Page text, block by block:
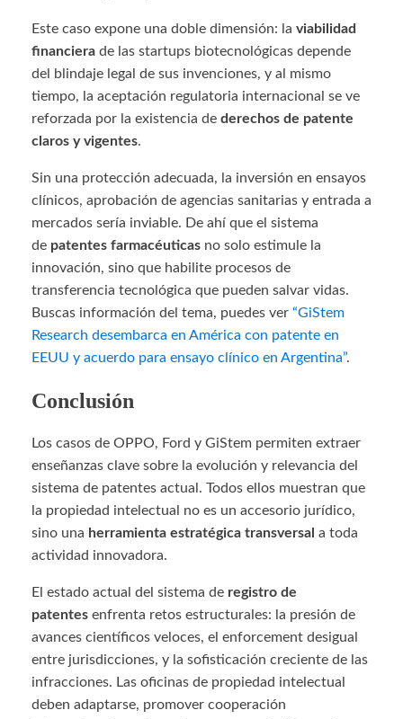
Este caso expone una doble dimensión: la viabilidad
financiera de las startups biotecnológicas depende
del blindaje legal de sus invenciones, y al mismo
tiempo, la aceptación regulatoria internacional se ve
reforzada por la existencia de derechos de patente
claros y vigentes.
Sin una protección adecuada, la inversión en ensayos
clínicos, aprobación de agencias sanitarias y entrada a
mercados sería inviable. De ahí que el sistema
de patentes farmacéuticas no solo estimule la
innovación, sino que habilite procesos de
transferencia tecnológica que pueden salvar vidas.
Buscas información del tema, puedes ver “GiStem
Research desembarca en América con patente en
EEUU y acuerdo para ensayo clínico en Argentina”.
Conclusión
Los casos de OPPO, Ford y GiStem permiten extraer
enseñanzas clave sobre la evolución y relevancia del
sistema de patentes actual. Todos ellos muestran que
la propiedad intelectual no es un accesorio jurídico,
sino una herramienta estratégica transversal a toda
actividad innovadora.
El estado actual del sistema de registro de
patentes enfrenta retos estructurales: la presión de
avances científicos veloces, el enforcement desigual
entre jurisdicciones, y la sofisticación creciente de las
infracciones. Las oficinas de propiedad intelectual
deben adaptarse, promover cooperación